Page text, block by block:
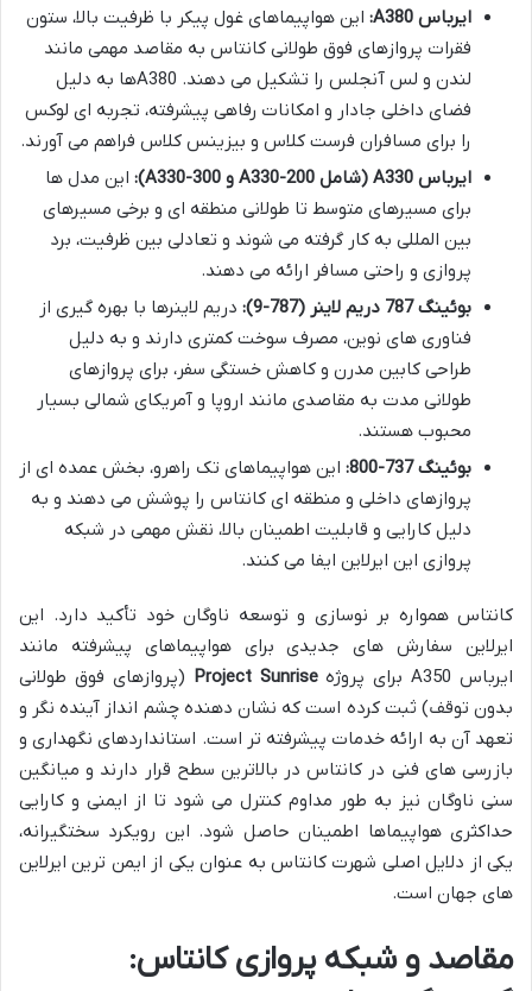
ایرباس A380:
این هواپیماهای غول پیکر با ظرفیت بالا، ستون
فقرات پروازهای فوق طولانی کانتاس به مقاصد مهمی مانند
لندن و لس آنجلس را تشکیل می دهند. A380ها به دلیل
فضای داخلی جادار و امکانات رفاهی پیشرفته، تجربه ای لوکس
را برای مسافران فرست کلاس و بیزینس کلاس فراهم می آورند.
ایرباس A330 (شامل A330-200 و A330-300):
این مدل ها
برای مسیرهای متوسط تا طولانی منطقه ای و برخی مسیرهای
بین المللی به کار گرفته می شوند و تعادلی بین ظرفیت، برد
پروازی و راحتی مسافر ارائه می دهند.
بوئینگ 787 دریم لاینر (787-9):
دریم لاینرها با بهره گیری از
فناوری های نوین، مصرف سوخت کمتری دارند و به دلیل
طراحی کابین مدرن و کاهش خستگی سفر، برای پروازهای
طولانی مدت به مقاصدی مانند اروپا و آمریکای شمالی بسیار
محبوب هستند.
بوئینگ 737-800:
این هواپیماهای تک راهرو، بخش عمده ای از
پروازهای داخلی و منطقه ای کانتاس را پوشش می دهند و به
دلیل کارایی و قابلیت اطمینان بالا، نقش مهمی در شبکه
پروازی این ایرلاین ایفا می کنند.
کانتاس همواره بر نوسازی و توسعه ناوگان خود تأکید دارد. این
ایرلاین سفارش های جدیدی برای هواپیماهای پیشرفته مانند
ایرباس A350 برای پروژه
Project Sunrise (پروازهای فوق طولانی
بدون توقف) ثبت کرده است که نشان دهنده چشم انداز آینده نگر و
تعهد آن به ارائه خدمات پیشرفته تر است. استانداردهای نگهداری و
بازرسی های فنی در کانتاس در بالاترین سطح قرار دارند و میانگین
سنی ناوگان نیز به طور مداوم کنترل می شود تا از ایمنی و کارایی
حداکثری هواپیماها اطمینان حاصل شود. این رویکرد سختگیرانه،
یکی از دلایل اصلی شهرت کانتاس به عنوان یکی از ایمن ترین ایرلاین
های جهان است.
مقاصد و شبکه پروازی کانتاس: